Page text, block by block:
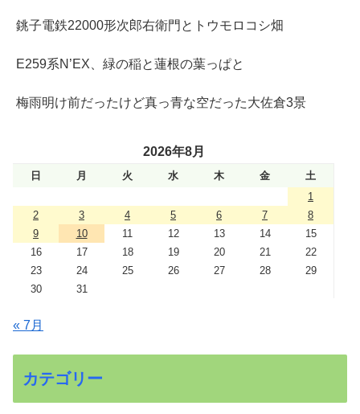
銚子電鉄22000形次郎右衛門とトウモロコシ畑
E259系N’EX、緑の稲と蓮根の葉っぱと
梅雨明け前だったけど真っ青な空だった大佐倉3景
2026年8月
日 月 火 水 木 金
土
1
2
3 4 5 6 7
8
9
10 11 12 13 14
15
16
17 18 19 20 21
22
23
24 25 26 27 28
29
30
31
« 7月
カテゴリー